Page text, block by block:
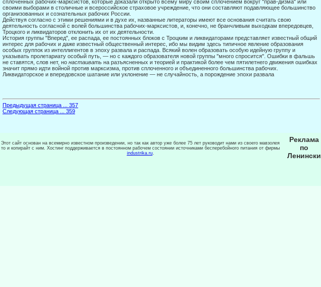
сплоченных рабочих-марксистов, которые доказали открыто всему миру своим сплочением вокруг "прав-дизма" или
своими выборами в столичные и всероссийское страховое учреждение, что они составляют подавляющее большинство
организованных и сознательных рабочих России.
Действуя согласно с этими решениями и в духе их, названные литераторы имеют все основания считать свою
деятельность согласной с волей большинства рабочих-марксистов, и, конечно, не бранчливым выходкам впередовцев,
Троцкого и ликвидато­ров отклонить их от их деятельности.
История группы "Вперед", ее распада, ее постоянных блоков с Троцким и ликвида­торами представляет известный общий
интерес для рабочих и даже известный общест­венный интерес, ибо мы видим здесь типичное явление образования
особых группок из интеллигентов в эпоху развала и распада. Всякий волен образовать особую идейную группу и
указывать пролетариату особый путь, — но с каждого образователя новой группы "много спросится". Ошибки в фальшь
не ставятся, слов нет, но настаивать на разъясненных и теорией и практикой более чем пятилетнего движения ошибках
значит прямо идти войной против марксизма, против сплоченного и объединенного большин­ства рабочих.
Ликвидаторское и впередовское шатание или уклонение — не случайность, а порож­дение эпохи развала
Предыдущая страница ... 357
Следующая страница ... 359
Этот сайт основан на всемирно известном произведении, но так как автор уже более 75 лет руководит нами из своего мавзолея
то и копирайт с ним. Хостинг поддерживается в постоянном рабочем состоянии источниками бесперебойного питания от фирмы
industrika.ru.
Реклама
по
Ленински